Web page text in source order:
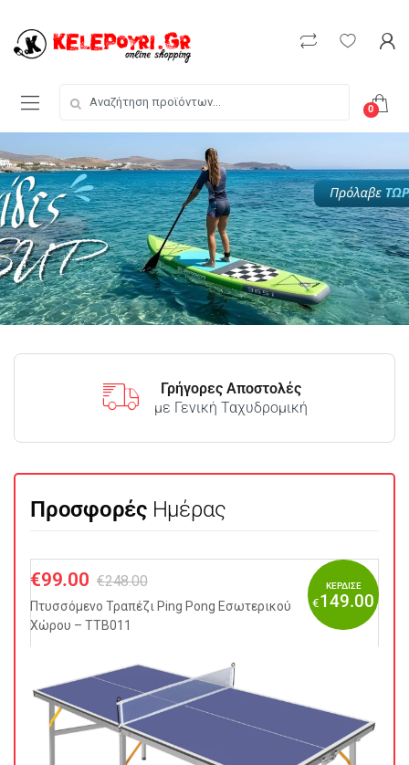
0
Γρήγορες Αποστολές
με Γενική Ταχυδρομική
ΠροσφορέςΗμέρας
€99.00 €248.00
Πτυσσόμενo Τραπέζι Ping Pong Εσωτερικού
Χώρου – TTB011
ΚΕΡΔΙΣΕ
€149.00